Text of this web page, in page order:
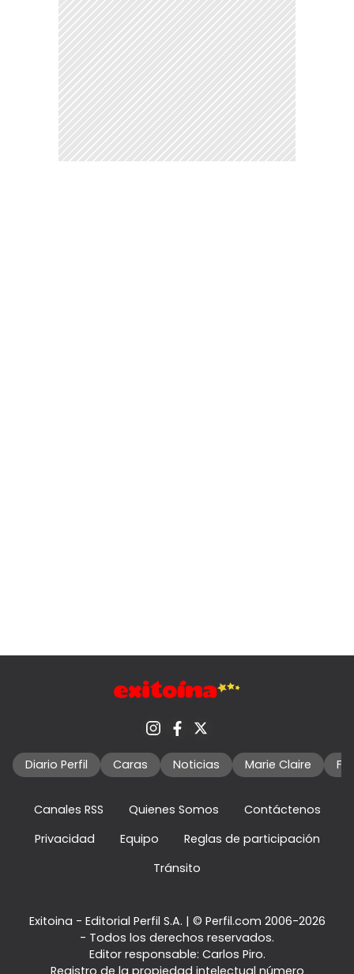
Diario Perfil Caras Noticias Marie Claire
Canales RSS Quienes Somos
Contáctenos
Privacidad
Equipo
Reglas de participación
Tránsito
Exitoina - Editorial Perfil S.A. | © Perfil.com 2006-2026
- Todos los derechos reservados.
Editor responsable: Carlos Piro.